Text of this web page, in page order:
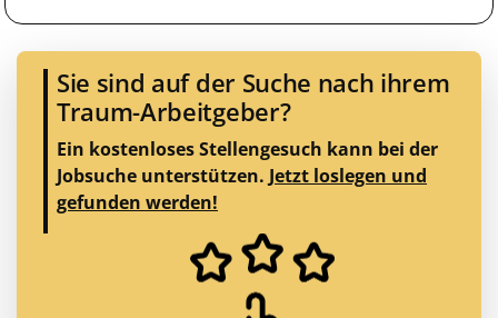
Sie sind auf der Suche nach ihrem
Traum-Arbeitgeber?
Ein kostenloses Stellengesuch kann bei der
Jobsuche unterstützen. Jetzt loslegen und
gefunden werden!